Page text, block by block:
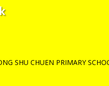
SHU CHUEN PRIMARY